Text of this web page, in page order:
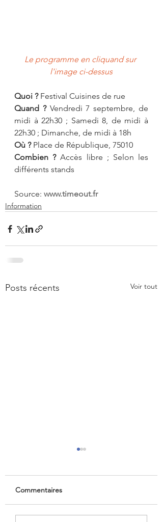
Le programme en cliquand sur
l'image ci-dessus
Quoi ? Festival Cuisines de rue
Quand ? Vendredi 7 septembre, de
midi à 22h30 ; Samedi 8, de midi à
22h30 ; Dimanche, de midi à 18h
Où ? Place de République, 75010
Combien ? Accès libre ; Selon les
différents stands
Source: www.timeout.fr
Information
Posts récents Voir tout
Commentaires